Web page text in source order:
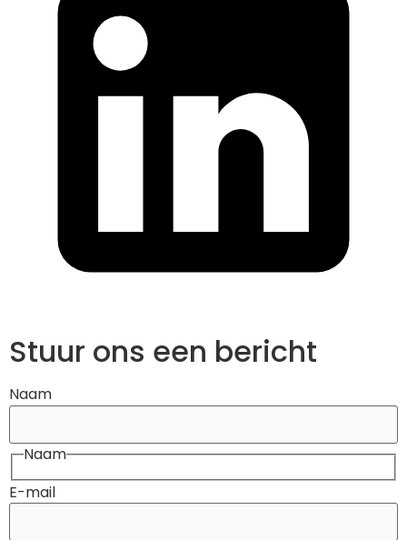
Stuur ons een bericht
Naam
Naam
E-mail